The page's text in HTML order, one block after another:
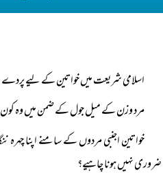
اسلامی شریعت میں خواتین کے لیے پردے
مرد وزن کے میل جول کے ضمن میں وہ
خواتین اجنبی مردوں کے سامنے اپنا
ضروری نہیں ہونا چاہیے؟